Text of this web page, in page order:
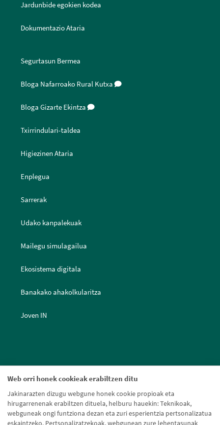
Web orri honek cookieak erabiltzen ditu
Jakinarazten dizugu webgune honek cookie propioak eta
hirugarrenenak erabiltzen dituela, helburu hauekin: Teknikoak,
webguneak ongi funtziona dezan eta zuri esperientzia pertsonalizatua
eskaintzeko. Pertsonalizatzekoak, webgunean zure lehentasunak
Jardunbide egokien kodea
Dokumentazio Ataria
Segurtasun Bermea
Bloga Nafarroako Rural Kutxa
Bloga Gizarte Ekintza
Txirrindulari-taldea
Higiezinen Ataria
Enplegua
Sarrerak
Udako kanpalekuak
Mailegu simulagailua
Ekosistema digitala
Banakako ahakolkularitza
Joven IN